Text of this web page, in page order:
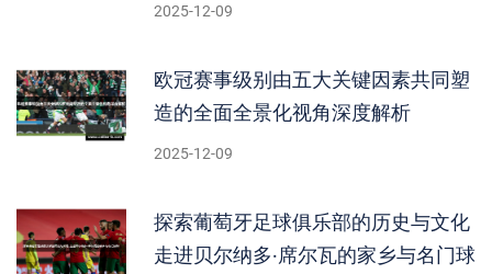
2025-12-09
欧冠赛事级别由五大关键因素共同塑
造的全面全景化视角深度解析
2025-12-09
探索葡萄牙足球俱乐部的历史与文化
走进贝尔纳多·席尔瓦的家乡与名门球